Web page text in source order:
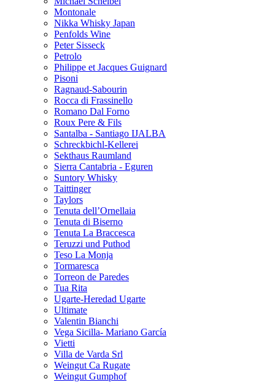
Montonale
Nikka Whisky Japan
Penfolds Wine
Peter Sisseck
Petrolo
Philippe et Jacques Guignard
Pisoni
Ragnaud-Sabourin
Rocca di Frassinello
Romano Dal Forno
Roux Pere & Fils
Santalba - Santiago IJALBA
Schreckbichl-Kellerei
Sekthaus Raumland
Sierra Cantabria - Eguren
Suntory Whisky
Taittinger
Taylors
Tenuta dell’Ornellaia
Tenuta di Biserno
Tenuta La Braccesca
Teruzzi und Puthod
Teso La Monja
Tormaresca
Torreon de Paredes
Tua Rita
Ugarte-Heredad Ugarte
Ultimate
Valentin Bianchi
Vega Sicilla- Mariano García
Vietti
Villa de Varda Srl
Weingut Ca Rugate
Weingut Gumphof